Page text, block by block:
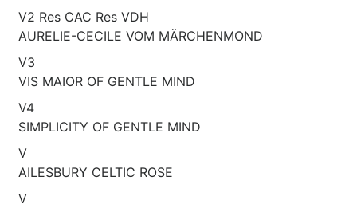
V2 Res CAC Res VDH
AURELIE-CECILE VOM MÄRCHENMOND
V3
VIS MAIOR OF GENTLE MIND
V4
SIMPLICITY OF GENTLE MIND
V
AILESBURY CELTIC ROSE
V